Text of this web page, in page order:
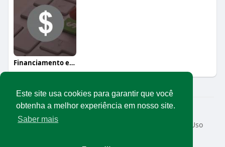
Este site usa cookies para garantir que você
obtenha a melhor experiência em nosso site.
Saber mais
Financiamento e crédito
© 2026 Rede Abrasel
Início
Sobre
Termos de Uso